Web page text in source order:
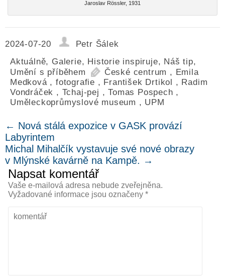
Jaroslav Rössler, 1931
2024-07-20
Petr Šálek
Aktuálně, Galerie, Historie inspiruje, Náš tip,
Umění s příběhem
České centrum , Emila
Medková,fotografie , František Drtikol , Radim
Vondráček , Tchaj-pej ,Tomas Pospech ,
Uměleckoprůmyslové museum , UPM
← Nová stálá expozice v GASK provází
Labyrintem
Michal Mihalčík vystavuje své nové obrazy
v Mlýnské kavárně na Kampě. →
Napsat komentář
Vaše e-mailová adresa nebude zveřejněna.
Vyžadované informace jsou označeny *